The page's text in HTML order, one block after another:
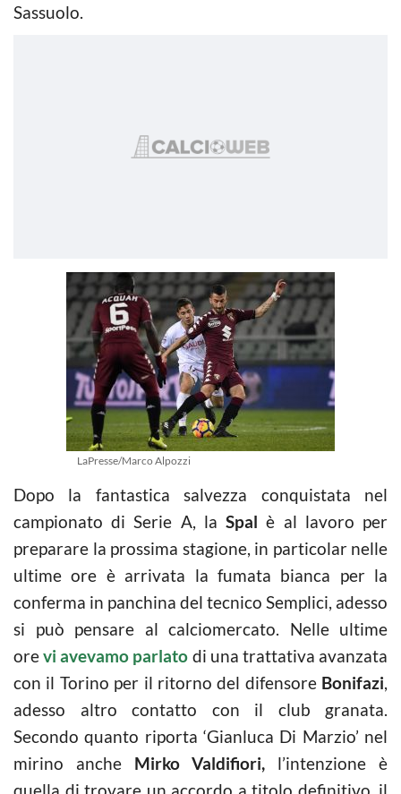
Sassuolo.
LaPresse/Marco Alpozzi
Dopo la fantastica salvezza conquistata nel
campionato di Serie A, laSpal è al lavoro per
preparare la prossima stagione, in particolar nelle
ultime ore è arrivata la fumata bianca per la
conferma in panchina del tecnico Semplici, adesso
si può pensare al calciomercato. Nelle ultime
orevi avevamo parlato di una trattativa avanzata
con il Torino per il ritorno del difensore Bonifazi,
adesso altro contatto con il club granata.
Secondo quanto riporta ‘Gianluca Di Marzio’ nel
mirino anche Mirko Valdifiori, l’intenzione è
quella di trovare un accordo a titolo definitivo, il